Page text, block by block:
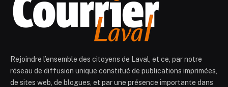
Rejoindre l’ensemble des citoyens de Laval, et ce, par notre
réseau de diffusion unique constitué de publications imprimées,
de sites web, de blogues, et par une présence importante dans